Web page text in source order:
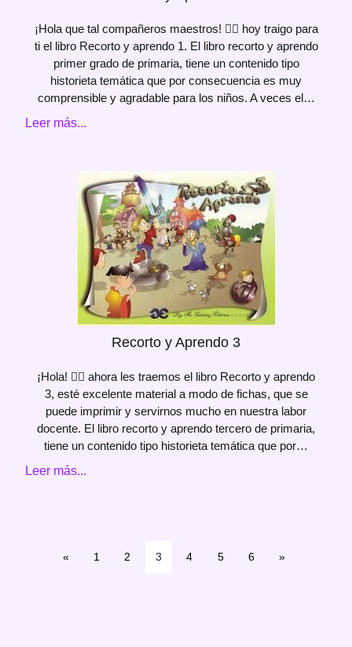
¡Hola que tal compañeros maestros! 🙋‍♀️ hoy traigo para
ti el libro Recorto y aprendo 1. El libro recorto y aprendo
primer grado de primaria, tiene un contenido tipo
historieta temática que por consecuencia es muy
comprensible y agradable para los niños. A veces el…
Leer más...
Recorto y Aprendo 3
¡Hola! 🙋‍♀️ ahora les traemos el libro Recorto y aprendo
3, esté excelente material a modo de fichas, que se
puede imprimir y servirnos mucho en nuestra labor
docente. El libro recorto y aprendo tercero de primaria,
tiene un contenido tipo historieta temática que por…
Leer más...
« 1 2 3 4 5 6 »